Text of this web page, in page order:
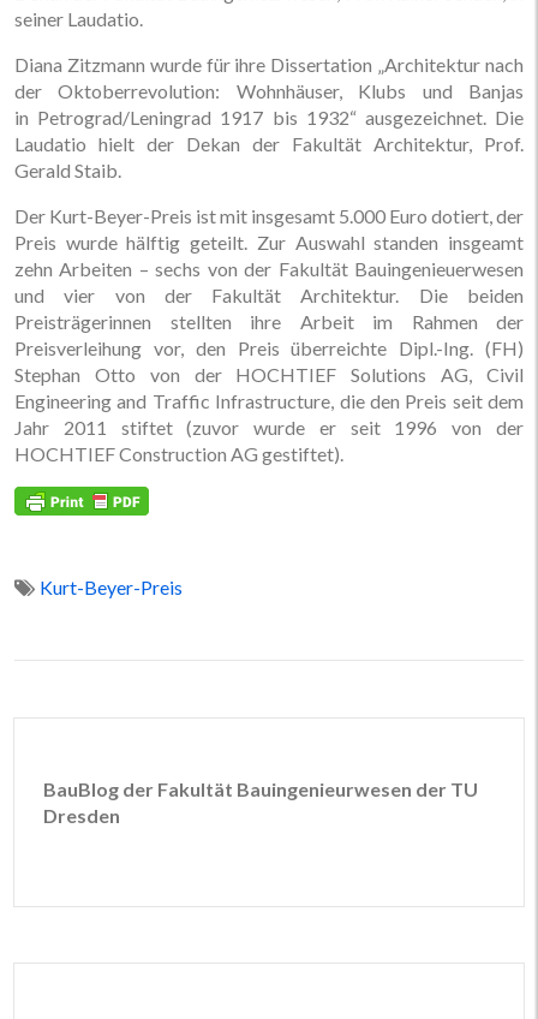
seiner Laudatio.
Diana Zitzmann wurde für ihre Dissertation „Architektur nach
der Oktoberrevolution: Wohnhäuser, Klubs und Banjas
in Petrograd/Leningrad 1917 bis 1932“ ausgezeichnet. Die
Laudatio hielt der Dekan der Fakultät Architektur, Prof.
Gerald Staib.
Der Kurt-Beyer-Preis ist mit insgesamt 5.000 Euro dotiert, der
Preis wurde hälftig geteilt. Zur Auswahl standen insgeamt
zehn Arbeiten – sechs von der Fakultät Bauingenieuerwesen
und vier von der Fakultät Architektur. Die beiden
Preisträgerinnen stellten ihre Arbeit im Rahmen der
Preisverleihung vor, den Preis überreichte Dipl.-Ing. (FH)
Stephan Otto von der HOCHTIEF Solutions AG, Civil
Engineering and Traffic Infrastructure, die den Preis seit dem
Jahr 2011 stiftet (zuvor wurde er seit 1996 von der
HOCHTIEF Construction AG gestiftet).
Kurt-Beyer-Preis
BauBlog der Fakultät Bauingenieurwesen der TU
Dresden